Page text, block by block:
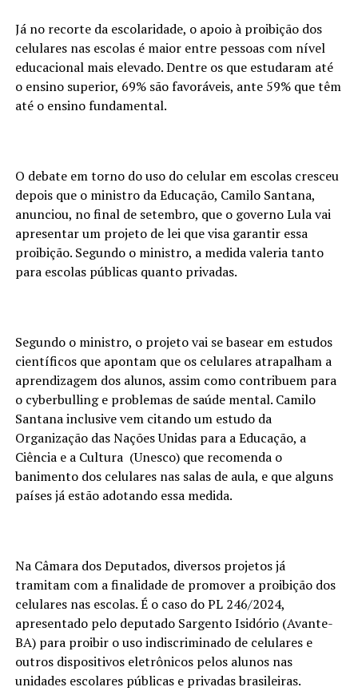
Já no recorte da escolaridade, o apoio à proibição dos
celulares nas escolas é maior entre pessoas com nível
educacional mais elevado. Dentre os que estudaram até
o ensino superior, 69% são favoráveis, ante 59% que têm
até o ensino fundamental.
O debate em torno do uso do celular em escolas cresceu
depois que o ministro da Educação, Camilo Santana,
anunciou, no final de setembro, que o governo Lula vai
apresentar um projeto de lei que visa garantir essa
proibição. Segundo o ministro, a medida valeria tanto
para escolas públicas quanto privadas.
Segundo o ministro, o projeto vai se basear em estudos
científicos que apontam que os celulares atrapalham a
aprendizagem dos alunos, assim como contribuem para
o cyberbulling e problemas de saúde mental. Camilo
Santana inclusive vem citando um estudo da
Organização das Nações Unidas para a Educação, a
Ciência e a Cultura (Unesco) que recomenda o
banimento dos celulares nas salas de aula, e que alguns
países já estão adotando essa medida.
Na Câmara dos Deputados, diversos projetos já
tramitam com a finalidade de promover a proibição dos
celulares nas escolas. É o caso do PL 246/2024,
apresentado pelo deputado Sargento Isidório (Avante-
BA) para proibir o uso indiscriminado de celulares e
outros dispositivos eletrônicos pelos alunos nas
unidades escolares públicas e privadas brasileiras.